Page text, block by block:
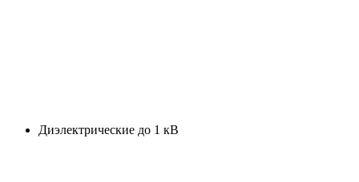
Диэлектрические до 1 кВ